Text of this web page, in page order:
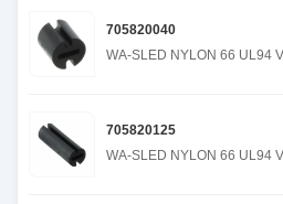
705820040
WA-SLED NYLON 66 UL94
705820125
WA-SLED NYLON 66 UL94